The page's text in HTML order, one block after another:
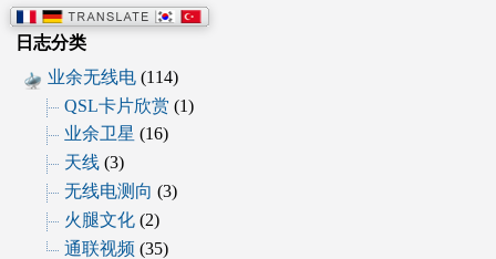
日志分类
业余无线电(114)
QSL卡片欣赏 (1)
业余卫星 (16)
天线(3)
无线电测向 (3)
火腿文化(2)
通联视频 (35)